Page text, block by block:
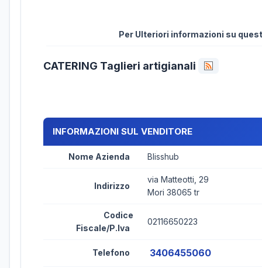
Per Ulteriori informazioni su
CATERING Taglieri artigianali
INFORMAZIONI SUL VENDITORE
Nome Azienda Blisshub
Indirizzo
via Matteotti, 29
Mori 38065 tr
Codice
Fiscale/P.Iva
02116650223
Telefono 3406455060